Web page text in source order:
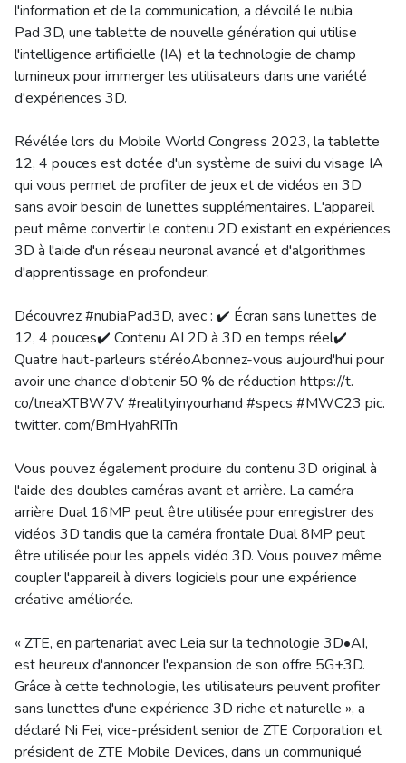
l'information et de la communication, a dévoilé le nubia
Pad 3D, une tablette de nouvelle génération qui utilise
l'intelligence artificielle (IA) et la technologie de champ
lumineux pour immerger les utilisateurs dans une variété
d'expériences 3D.
Révélée lors du Mobile World Congress 2023, la tablette
12, 4 pouces est dotée d'un système de suivi du visage IA
qui vous permet de profiter de jeux et de vidéos en 3D
sans avoir besoin de lunettes supplémentaires. L'appareil
peut même convertir le contenu 2D existant en expériences
3D à l'aide d'un réseau neuronal avancé et d'algorithmes
d'apprentissage en profondeur.
Découvrez #nubiaPad3D, avec : ✔️ Écran sans lunettes de
12, 4 pouces✔️ Contenu AI 2D à 3D en temps réel✔️
Quatre haut-parleurs stéréoAbonnez-vous aujourd'hui pour
avoir une chance d'obtenir 50 % de réduction https://t.
co/tneaXTBW7V #realityinyourhand #specs #MWC23 pic.
twitter. com/BmHyahRITn
Vous pouvez également produire du contenu 3D original à
l'aide des doubles caméras avant et arrière. La caméra
arrière Dual 16MP peut être utilisée pour enregistrer des
vidéos 3D tandis que la caméra frontale Dual 8MP peut
être utilisée pour les appels vidéo 3D. Vous pouvez même
coupler l'appareil à divers logiciels pour une expérience
créative améliorée.
« ZTE, en partenariat avec Leia sur la technologie 3D•AI,
est heureux d'annoncer l'expansion de son offre 5G+3D.
Grâce à cette technologie, les utilisateurs peuvent profiter
sans lunettes d'une expérience 3D riche et naturelle », a
déclaré Ni Fei, vice-président senior de ZTE Corporation et
président de ZTE Mobile Devices, dans un communiqué